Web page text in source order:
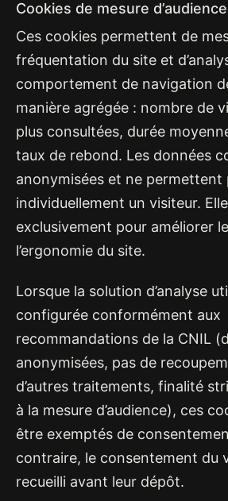
Cookies de mesure d’audience
Ces cookies permettent de
fréquentation du site et
comportement de navigation
manière agrégée : nombre de
plus consultées, durée
taux de rebond. Les données
anonymisées et ne permettent
individuellement un visiteur.
exclusivement pour améliorer
l’ergonomie du site.
Lorsque la solution d’analyse
configurée conformément aux
recommandations de la CNIL
anonymisées, pas de
d’autres traitements, finalité
à la mesure d’audience), ces
être exemptés de
contraire, le consentement du
recueilli avant leur dépôt.